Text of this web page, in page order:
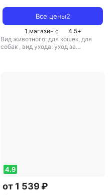
обработки десен собак и
кошек, 25 мл
Все цены2
1 магазин с 4.5+
Вид животного: для кошек, для
собак , вид ухода: уход за
4.9
от 1 539 ₽